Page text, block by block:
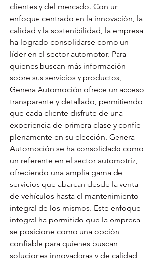
clientes y del mercado. Con un
enfoque centrado en la innovación, la
calidad y la sostenibilidad, la empresa
ha logrado consolidarse como un
líder en el sector automotor. Para
quienes buscan más información
sobre sus servicios y productos,
Genera Automoción ofrece un acceso
transparente y detallado, permitiendo
que cada cliente disfrute de una
experiencia de primera clase y confíe
plenamente en su elección. Genera
Automoción se ha consolidado como
un referente en el sector automotriz,
ofreciendo una amplia gama de
servicios que abarcan desde la venta
de vehículos hasta el mantenimiento
integral de los mismos. Este enfoque
integral ha permitido que la empresa
se posicione como una opción
confiable para quienes buscan
soluciones innovadoras y de calidad